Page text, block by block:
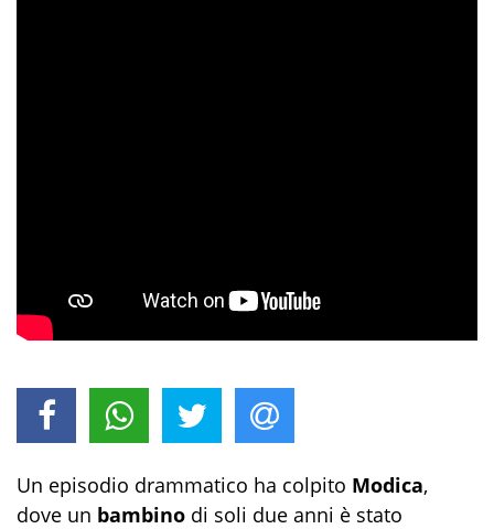
Un episodio drammatico ha colpito Modica,
dove un bambino di soli due anni è stato